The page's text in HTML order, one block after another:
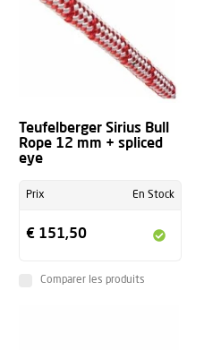
Teufelberger Sirius Bull
Rope 12 mm + spliced
eye
Prix En Stock
€ 151,50
Comparer les produits